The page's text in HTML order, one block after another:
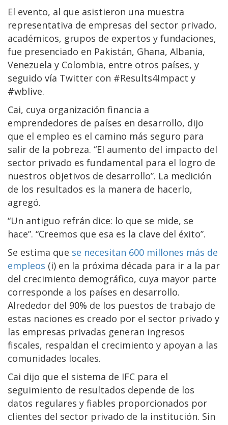
El evento, al que asistieron una muestra
representativa de empresas del sector privado,
académicos, grupos de expertos y fundaciones,
fue presenciado en Pakistán, Ghana, Albania,
Venezuela y Colombia, entre otros países, y
seguido vía Twitter con #Results4Impact y
#wblive.
Cai, cuya organización financia a
emprendedores de países en desarrollo, dijo
que el empleo es el camino más seguro para
salir de la pobreza. “El aumento del impacto del
sector privado es fundamental para el logro de
nuestros objetivos de desarrollo”. La medición
de los resultados es la manera de hacerlo,
agregó.
“Un antiguo refrán dice: lo que se mide, se
hace”. “Creemos que esa es la clave del éxito”.
Se estima que se necesitan 600 millones más de
empleos (i) en la próxima década para ir a la par
del crecimiento demográfico, cuya mayor parte
corresponde a los países en desarrollo.
Alrededor del 90% de los puestos de trabajo de
estas naciones es creado por el sector privado y
las empresas privadas generan ingresos
fiscales, respaldan el crecimiento y apoyan a las
comunidades locales.
Cai dijo que el sistema de IFC para el
seguimiento de resultados depende de los
datos regulares y fiables proporcionados por
clientes del sector privado de la institución. Sin